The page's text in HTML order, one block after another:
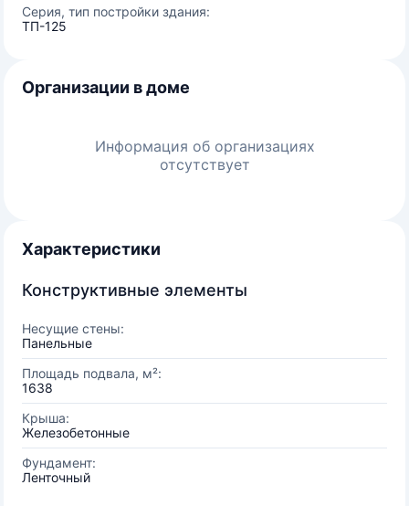
Серия, тип постройки здания:
ТП-125
Организации в доме
Информация об организациях
отсутствует
Характеристики
Конструктивные элементы
Несущие стены:
Панельные
Площадь подвала, м²:
1638
Крыша:
Железобетонные
Фундамент:
Ленточный